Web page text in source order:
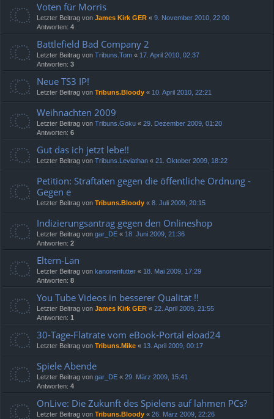
Voten für Morris
Letzter Beitrag von James Kirk GER « 9. November 2010, 22:00
Antworten: 4
Battlefield Bad Company 2
Letzter Beitrag von Tribuns.Tom « 17. April 2010, 02:37
Antworten: 3
Neue TS3 IP!
Letzter Beitrag von Tribuns.Bloody « 10. April 2010, 22:21
Weihnachten 2009
Letzter Beitrag von Tribuns.Goku « 29. Dezember 2009, 01:20
Antworten: 6
Gut das ich jetzt lebe!!
Letzter Beitrag von Tribuns.Leviathan « 21. Oktober 2009, 18:22
Petition: Straftaten gegen die öffentliche Ordnung -
Gegen e
Letzter Beitrag von Tribuns.Bloody « 8. Juli 2009, 20:15
Indizierungsantrag gegen den Onlineshop
Letzter Beitrag von gar_DE « 18. Juni 2009, 21:36
Antworten: 2
Eltern-Lan
Letzter Beitrag von kanonenfutter « 18. Mai 2009, 17:29
Antworten: 8
You Tube Videos in besserer Qualität !!
Letzter Beitrag von James Kirk GER « 22. April 2009, 21:55
Antworten: 1
30-Tage-Flatrate vom eBook-Portal eload24
Letzter Beitrag von Tribuns.Mike « 13. April 2009, 00:17
Spiele Abende
Letzter Beitrag von gar_DE « 29. März 2009, 15:41
Antworten: 4
OnLive: Die Zukunft des Spielens auf lahmen PCs?
Letzter Beitrag von Tribuns.Bloody « 26. März 2009, 22:26